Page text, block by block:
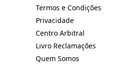
Termos e Condições
Privacidade
Centro Arbitral
Livro Reclamações
Quem Somos